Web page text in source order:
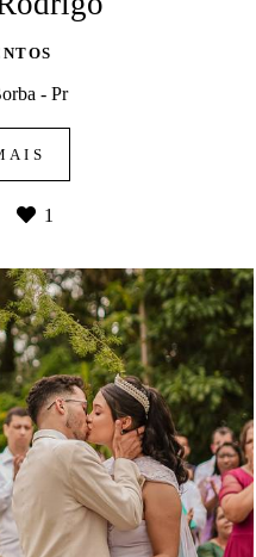
- Pr
1